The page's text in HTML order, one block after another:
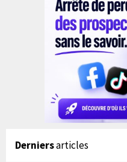
Derniersarticles